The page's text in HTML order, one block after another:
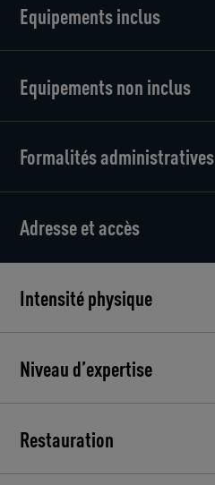
Equipements inclus
Equipements non inclus
Formalités administratives
Adresse et accès
Intensité physique
Niveau d’expertise
Restauration